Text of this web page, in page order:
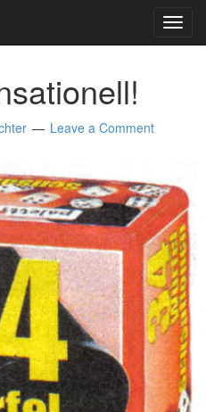
Leave a Comment